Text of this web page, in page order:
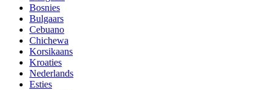
Bosnies
Bulgaars
Cebuano
Chichewa
Korsikaans
Kroaties
Nederlands
Esties